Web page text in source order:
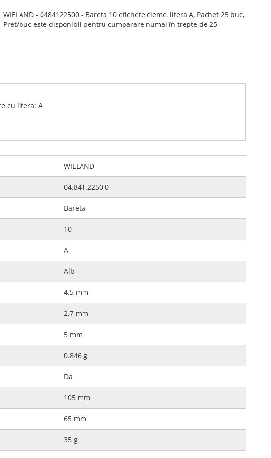
WIELAND - 0484122500 - Bareta 10 etichete cleme, litera A, Pachet 25 buc,
Pret/buc este disponibil pentru cumparare numai în trepte de 25
cu litera: A
WIELAND
04.841.2250.0
Bareta
10
A
Alb
4.5 mm
2.7 mm
5 mm
0.846 g
Da
105 mm
65 mm
35 g